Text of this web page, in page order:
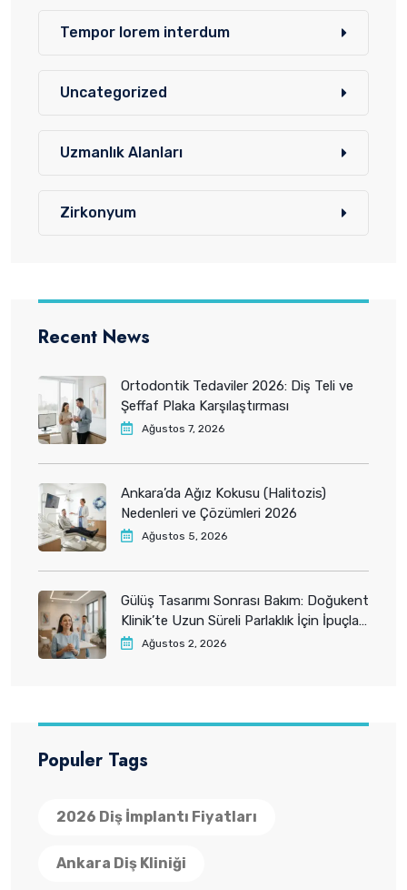
Tempor lorem interdum
Uncategorized
Uzmanlık Alanları
Zirkonyum
Recent News
Ortodontik Tedaviler 2026: Diş Teli ve
Şeffaf Plaka Karşılaştırması
Ağustos 7, 2026
Ankara’da Ağız Kokusu (Halitozis)
Nedenleri ve Çözümleri 2026
Ağustos 5, 2026
Gülüş Tasarımı Sonrası Bakım: Doğukent
Klinik’te Uzun Süreli Parlaklık İçin İpuçları
2026Ağustos 2, 2026
Populer Tags
2026 Diş İmplantı Fiyatları
Ankara Diş Kliniği